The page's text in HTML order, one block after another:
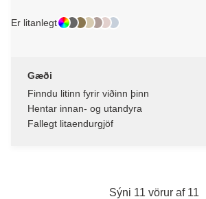
Er litanlegt
Gæði
Finndu litinn fyrir viðinn þinn
Hentar innan- og utandyra
Fallegt litaendurgjöf
Sýni 11 vörur af 11